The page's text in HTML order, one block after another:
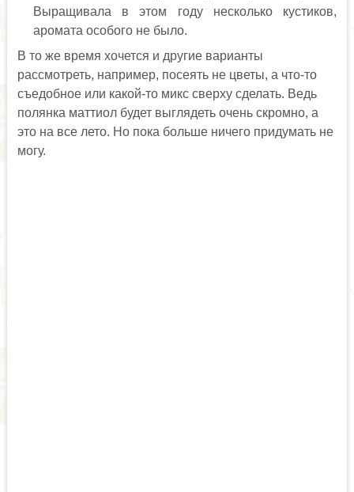
Выращивала в этом году несколько кустиков,
аромата особого не было.
В то же время хочется и другие варианты
рассмотреть, например, посеять не цветы, а что-то
съедобное или какой-то микс сверху сделать. Ведь
полянка маттиол будет выглядеть очень скромно, а
это на все лето. Но пока больше ничего придумать не
могу.